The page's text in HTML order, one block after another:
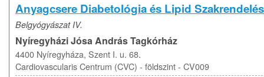
Anyagcsere Diabetológia és Lipid Szakrendelés
Belgyógyászat IV.
Nyíregyházi Jósa András Tagkórház
4400 Nyíregyháza, Szent I. u. 68.
Cardiovascularis Centrum (CVC) - földszint - CV009